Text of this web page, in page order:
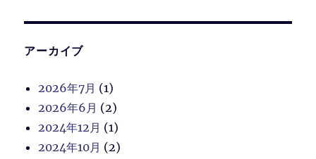
アーカイブ
2026年7月 (1)
2026年6月 (2)
2024年12月 (1)
2024年10月 (2)